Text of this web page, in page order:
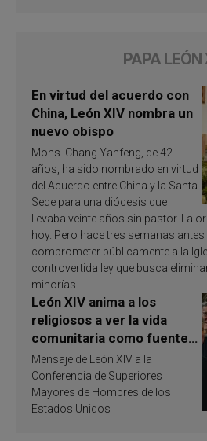
PAPA LEÓN
En virtud del acuerdo con
China, León XIV nombra un
nuevo obispo
Mons. Chang Yanfeng, de 42
años, ha sido nombrado en virtud
del Acuerdo entre China y la Santa
Sede para una diócesis que
llevaba veinte años sin pastor. La
hoy. Pero hace tres semanas
comprometer públicamente a la
controvertida ley que busca
minorías.
León XIV anima a los
religiosos a ver la vida
comunitaria como fuente
de inspiración y
santificación
Mensaje de León XIV a la
Conferencia de Superiores
Mayores de Hombres de los
Estados Unidos